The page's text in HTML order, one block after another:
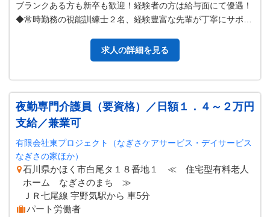
ブランクある方も新卒も歓迎！経験者の方は給与面にて優遇！
◆常時勤務の視能訓練士２名、経験豊富な先輩が丁寧にサポー
求人の詳細を見る
夜勤専門介護員（要資格）／日額１．４～２万円
支給／兼業可
有限会社東プロジェクト（なぎさケアサービス・デイサービス
なぎさの家ほか）
石川県かほく市白尾タ１８番地１ ≪ 住宅型有料老人
ホーム なぎさのまち ≫
ＪＲ七尾線 宇野気駅から 車5分
パート労働者